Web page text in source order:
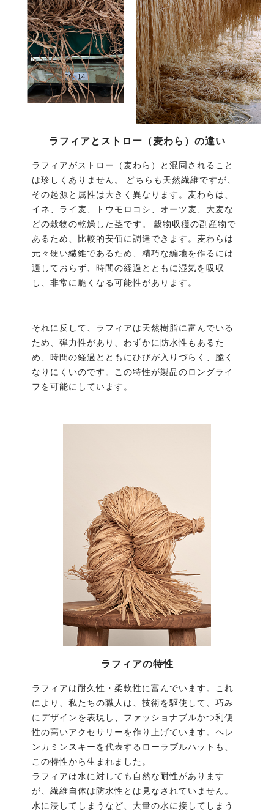
ラフィアとストロー（麦わら）の違い
ラフィアがストロー（麦わら）と混同されること
は珍しくありません。 どちらも天然繊維ですが、
その起源と属性は大きく異なります。麦わらは、
イネ、ライ麦、トウモロコシ、オーツ麦、大麦な
どの穀物の乾燥した茎です。 穀物収穫の副産物で
あるため、比較的安価に調達できます。麦わらは
元々硬い繊維であるため、精巧な編地を作るには
適しておらず、時間の経過とともに湿気を吸収
し、非常に脆くなる可能性があります。
それに反して、ラフィアは天然樹脂に富んでいる
ため、弾力性があり、わずかに防水性もあるた
め、時間の経過とともにひびが入りづらく、脆く
なりにくいのです。この特性が製品のロングライ
フを可能にしています。
ラフィアの特性
ラフィアは耐久性・柔軟性に富んでいます。これ
により、私たちの職人は、技術を駆使して、巧み
にデザインを表現し、ファッショナブルかつ利便
性の高いアクセサリーを作り上げています。ヘレ
ンカミンスキーを代表するローラブルハットも、
この特性から生まれました。
ラフィアは水に対しても自然な耐性があります
が、繊維自体は防水性とは見なされていません。
水に浸してしまうなど、大量の水に接してしまう